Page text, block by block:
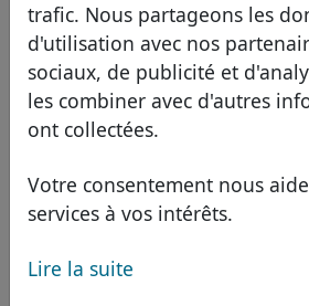
trafic. Nous partageons les
d'utilisation avec nos
sociaux, de publicité et
les combiner avec d'autres
ont collectées.
Votre consentement nous
services à vos intérêts.
Lire la suite
Domaines
Base de données de
Domaines africains
Domaines européens
Domaines nord-américains
Liste des prix
Transférer
Recherche
ID Protect
WHOIS
FAQ
Blog
Português
Română
Eesti
Domaine .бел -